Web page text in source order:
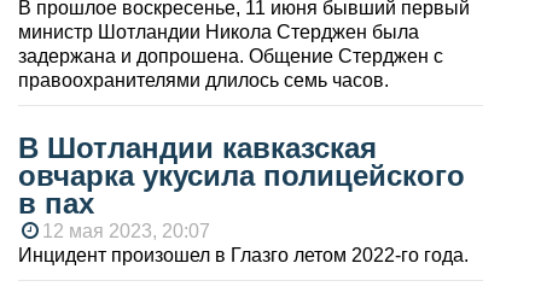
В прошлое воскресенье, 11 июня бывший первый
министр Шотландии Никола Стерджен была
задержана и допрошена. Общение Стерджен с
правоохранителями длилось семь часов.
В Шотландии кавказская
овчарка укусила полицейского
в пах
12 мая 2023, 20:07
Инцидент произошел в Глазго летом 2022-го года.